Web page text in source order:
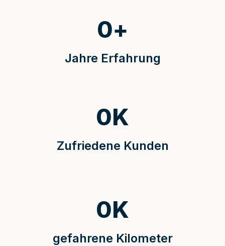
Jahre Erfahrung
0+
Zufriedene Kunden
0K
gefahrene Kilometer
0K